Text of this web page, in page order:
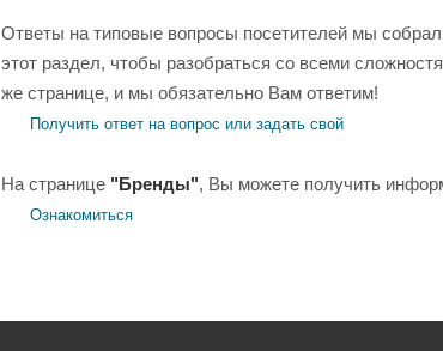
Ответы на типовые вопросы посетителей мы
этот раздел, чтобы разобраться со всеми
же странице, и мы обязательно Вам ответим!
Получить ответ на вопрос или задать свой
На странице "Бренды", Вы можете получить
Ознакомиться